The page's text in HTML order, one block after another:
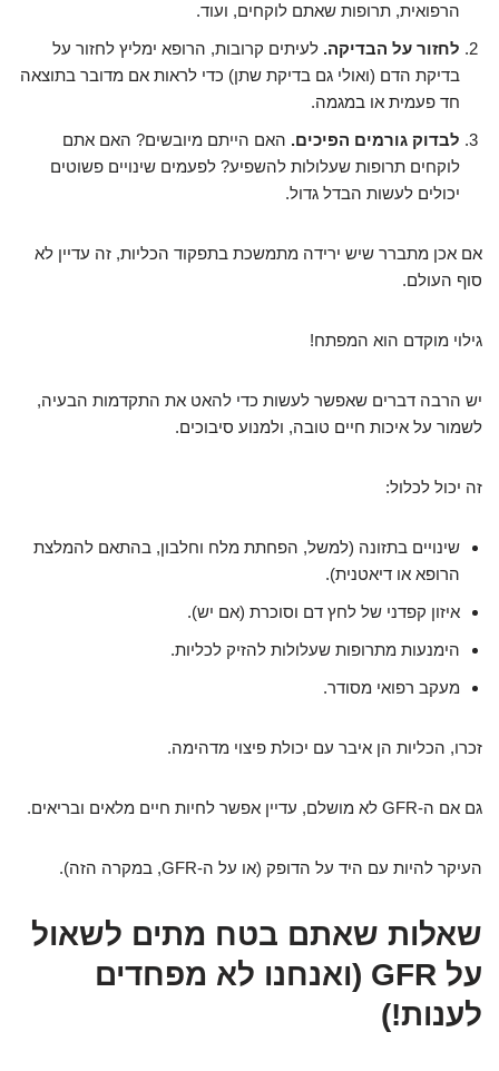
הרפואית, תרופות שאתם לוקחים, ועוד.
לחזור על הבדיקה. לעיתים קרובות, הרופא ימליץ לחזור על
בדיקת הדם (ואולי גם בדיקת שתן) כדי לראות אם מדובר בתוצאה
חד פעמית או במגמה.
לבדוק גורמים הפיכים. האם הייתם מיובשים? האם אתם
לוקחים תרופות שעלולות להשפיע? לפעמים שינויים פשוטים
יכולים לעשות הבדל גדול.
אם אכן מתברר שיש ירידה מתמשכת בתפקוד הכליות, זה עדיין לא
סוף העולם.
גילוי מוקדם הוא המפתח!
יש הרבה דברים שאפשר לעשות כדי להאט את התקדמות הבעיה,
לשמור על איכות חיים טובה, ולמנוע סיבוכים.
זה יכול לכלול:
שינויים בתזונה (למשל, הפחתת מלח וחלבון, בהתאם להמלצת
הרופא או דיאטנית).
איזון קפדני של לחץ דם וסוכרת (אם יש).
הימנעות מתרופות שעלולות להזיק לכליות.
מעקב רפואי מסודר.
זכרו, הכליות הן איבר עם יכולת פיצוי מדהימה.
גם אם ה-GFR לא מושלם, עדיין אפשר לחיות חיים מלאים ובריאים.
העיקר להיות עם היד על הדופק (או על ה-GFR, במקרה הזה).
שאלות שאתם בטח מתים לשאול
על GFR (ואנחנו לא מפחדים
לענות!)